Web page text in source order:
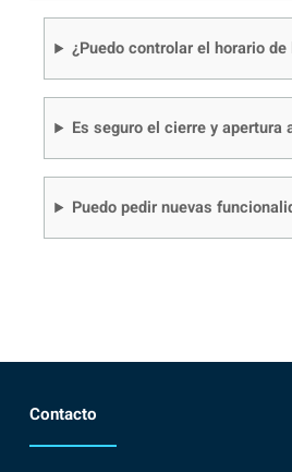
¿Puedo controlar el horario
Es seguro el cierre y apertura
Puedo pedir nuevas
Contacto